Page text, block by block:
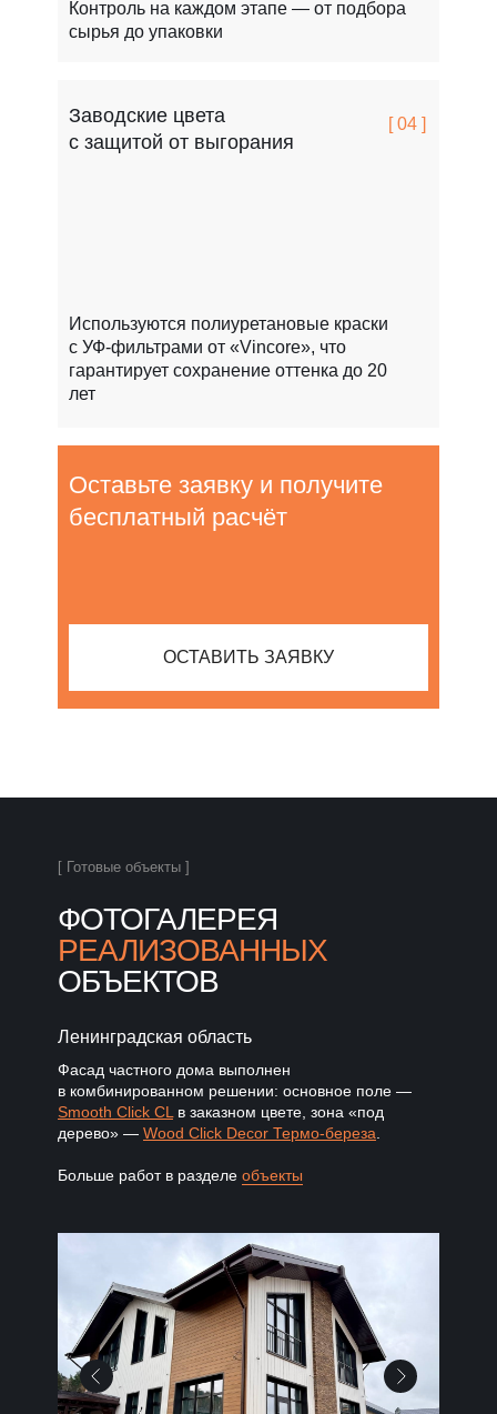
Используются полиуретановые краски
с УФ-фильтрами от «Vincore», что
гарантирует сохранение оттенка до 20
лет
Заводские цвета
с защитой от выгорания
[ 04 ]
Контроль на каждом этапе — от подбора
сырья до упаковки
ОСТАВИТЬ ЗАЯВКУ
Оставьте заявку и получите
бесплатный расчёт
ФОТОГАЛЕРЕЯ
РЕАЛИЗОВАННЫХ
ОБЪЕКТОВ
[ Готовые объекты ]
Фасад частного дома выполнен
в комбинированном решении: основное поле —
Smooth Click CL в заказном цвете, зона «под
дерево» — Wood Click Decor Термо-береза
Больше работ в разделе объекты
Ленинградская область